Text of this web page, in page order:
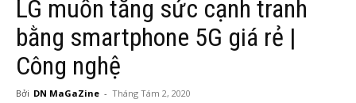
LG muốn tăng sức cạnh tranh
bằng smartphone 5G giá rẻ |
Công nghệ
Bởi DN MaGaZine - Tháng Tám 2, 2020